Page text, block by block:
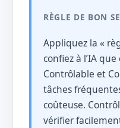
RÈGLE DE BON
Appliquez la «
confiez à l’IA
Contrôlable et
tâches
coûteuse.
vérifier